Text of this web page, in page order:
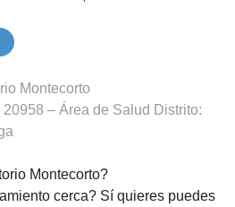
Montecorto
– Área de Salud Distrito:
Montecorto?
cerca? Sí quieres puedes